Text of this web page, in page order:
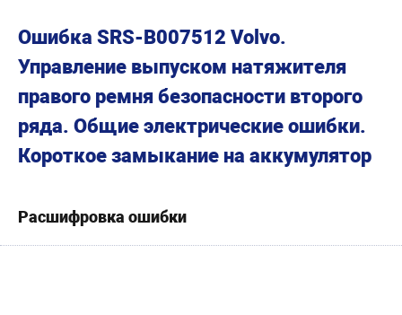
Ошибка SRS-B007512 Volvo.
Управление выпуском натяжителя
правого ремня безопасности второго
ряда. Общие электрические ошибки.
Короткое замыкание на аккумулятор
Расшифровка ошибки